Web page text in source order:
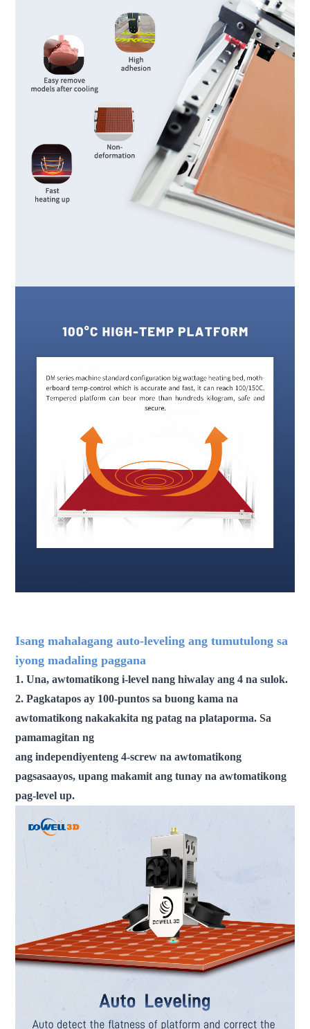
Isang mahalagang auto-leveling ang tumutulong sa
iyong madaling paggana
1. Una, awtomatikong i-level nang hiwalay ang 4 na sulok.
2. Pagkatapos ay 100-puntos sa buong kama na
awtomatikong nakakakita ng patag na plataporma. Sa
pamamagitan ng
ang independiyenteng 4-screw na awtomatikong
pagsasaayos, upang makamit ang tunay na awtomatikong
pag-level up.